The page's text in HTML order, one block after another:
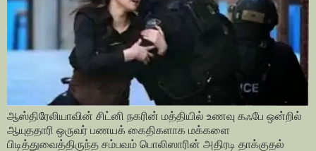
ஆஸ்திரேலியாவின் சிட்னி நகரின் மத்தியில் உணவு கஃபே ஒன்றில்
ஆயுததாரி ஒருவர் பணயக் கைதிகளாக மக்களை
பிடித்துவைத்திருந்த சம்பவம் பொலிஸாரின் அதிரடி தாக்குதல்